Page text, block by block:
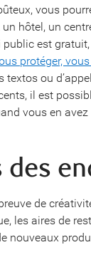
vous
hôtel, un
public est
protéger,
textos ou
il est
vous en avez
des
de
les aires de
nouveaux